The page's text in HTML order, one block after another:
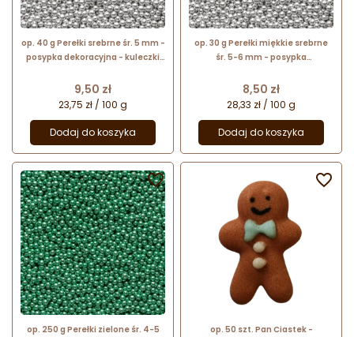
op. 40 g Perełki srebrne śr. 5 mm -
posypka dekoracyjna - kuleczki
połyskiem
Cena
9,50 zł
23,75 zł / 100 g
Dodaj do koszyka
op. 30 g Perełki miękkie srebrne
śr. 5-6 mm - posypka
metalicznym połyskiem
Cena
8,50 zł
28,33 zł / 100 g
Dodaj do koszyka
op. 250 g Perełki zielone śr. 4-5

op. 50 szt. Pan Ciastek -
